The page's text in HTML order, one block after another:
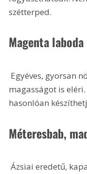
szétterped.
Magenta laboda
magasságot is
hasonlóan
Méteresbab,
Ázsiai eredetű, kapaszkodó hajtású pillangós,